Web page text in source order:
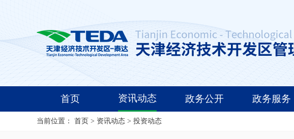
首页 资讯动态 政务公开 政务服务
当前位置： 首页 > 资讯动态 > 投资动态